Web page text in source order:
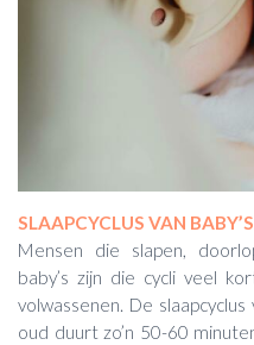
SLAAPCYCLUS VAN BABY’S
Mensen die slapen,
baby’s zijn die cycli veel
volwassenen. De
oud duurt zo’n 50-60